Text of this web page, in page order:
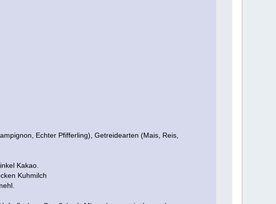
Echter Pfifferling), Getreidearten (Mais, Reis,
Kakao.
Kuhmilch